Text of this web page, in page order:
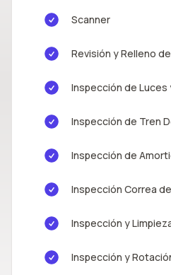
Scanner
Revisión y Relleno
Inspección de Luces
Inspección de Tren
Inspección de
Inspección Correa
Inspección y
Inspección y